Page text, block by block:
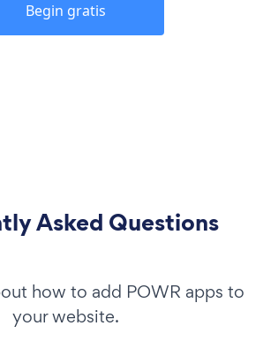
Begin gratis
Asked Questions
how to add POWR apps to
your website.